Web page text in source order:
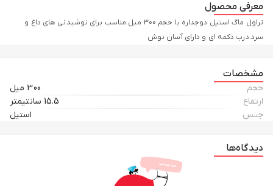
معرفی محصول
تراول ماگ استیل دوجداره با حجم 300 میل.مناسب برای نوشیدنی های داغ و
سرد.درب دکمه ای و دارای آسان نوش
مشخصات
حجم
300 میل
ارتفاع
15.5 سانتیمتر
جنس
استیل
دیدگاه‌ها